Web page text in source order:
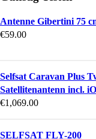
Antenne Gibertini 75
€59.00
Selfsat Caravan Plus
Satellitenantenn incl.
€1,069.00
SELFSAT FLY-200